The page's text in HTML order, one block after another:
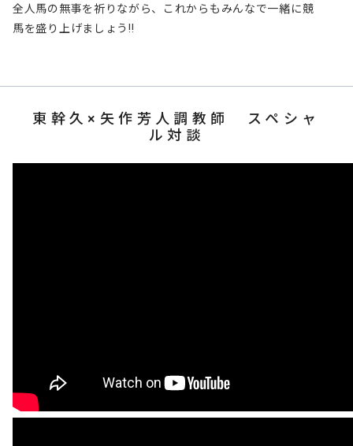
全人馬の無事を祈りながら、これからもみんなで一緒に競
馬を盛り上げましょう!!
東幹久×矢作芳人調教師 スペシャ
ル対談